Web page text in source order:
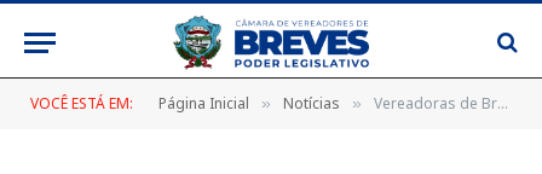
VOCÊ ESTÁ EM: Página Inicial » Notícias » Vereadoras de Breves fortalecem liderança feminina em encontro estadual